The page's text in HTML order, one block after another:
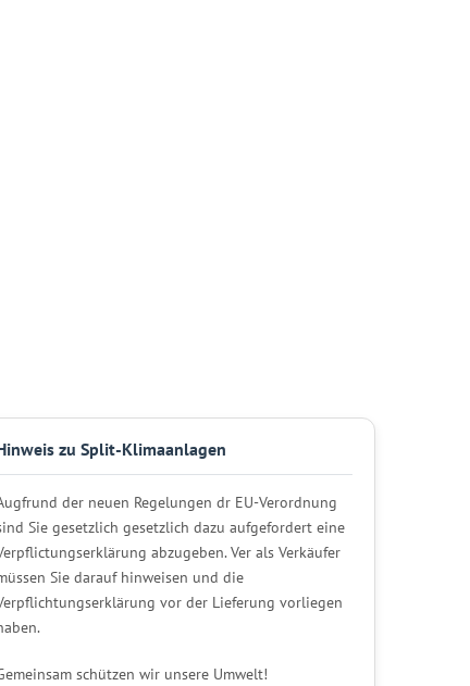
zu Split-Klimaanlagen
der neuen Regelungen dr EU-Verordnung
Sie gesetzlich gesetzlich dazu aufgefordert eine
abzugeben. Ver als Verkäufer
Sie darauf hinweisen und die
vor der Lieferung vorliegen
schützen wir unsere Umwelt!